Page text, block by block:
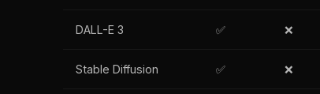
DALL-E 3 ✅ ❌
Stable Diffusion ✅ ❌